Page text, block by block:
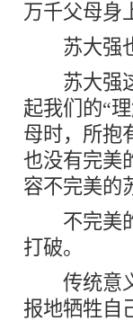
万千父母身
苏大强也
苏大强这
起我们的“
母时，所抱
也没有完美
容不完美的
不完美的
打破。
传统意义
报地牺牲自